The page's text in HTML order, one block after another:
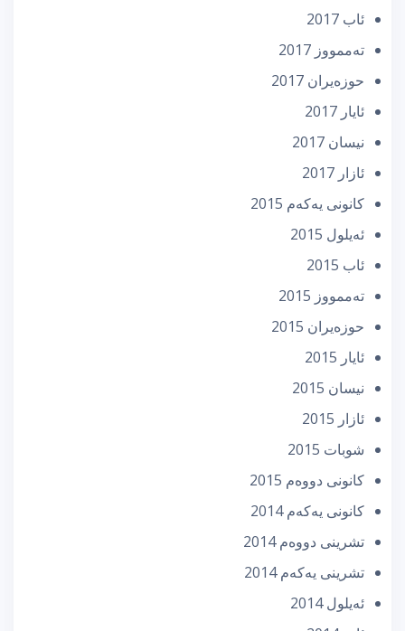
ئاب 2017
تەممووز 2017
حوزه‌یران 2017
ئایار 2017
نیسان 2017
ئازار 2017
كانونی یه‌كه‌م 2015
ئه‌یلول 2015
ئاب 2015
تەممووز 2015
حوزه‌یران 2015
ئایار 2015
نیسان 2015
ئازار 2015
شوبات 2015
كانونی دووه‌م 2015
كانونی یه‌كه‌م 2014
تشرینی دووه‌م 2014
تشرینی یه‌كه‌م 2014
ئه‌یلول 2014